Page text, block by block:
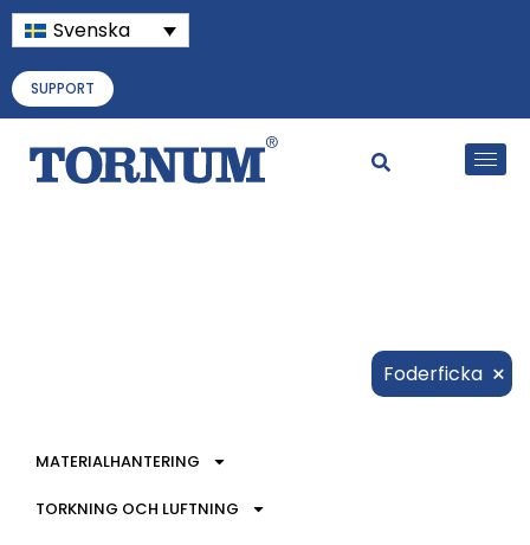
Svenska
SUPPORT
Foderficka ×
MATERIALHANTERING
TORKNING OCH LUFTNING